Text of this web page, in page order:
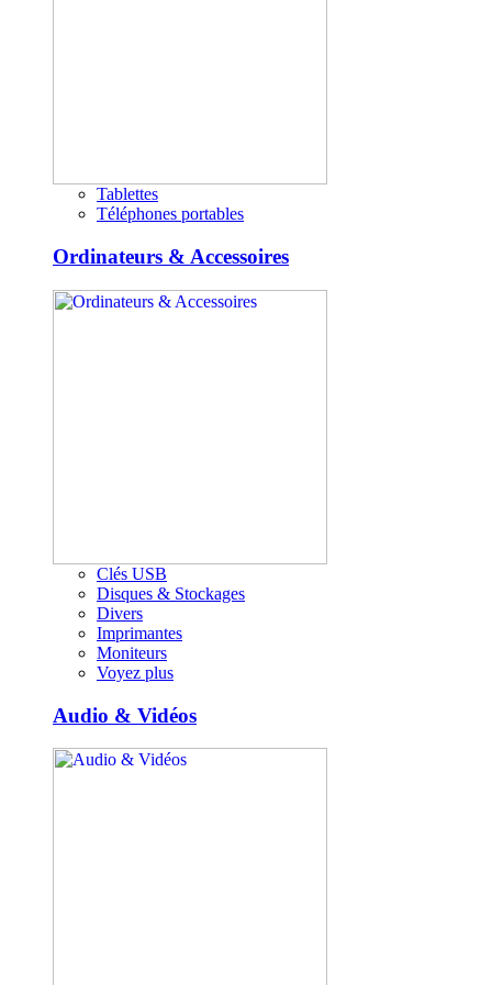
Tablettes
Téléphones portables
Ordinateurs & Accessoires
Clés USB
Disques & Stockages
Divers
Imprimantes
Moniteurs
Voyez plus
Audio & Vidéos